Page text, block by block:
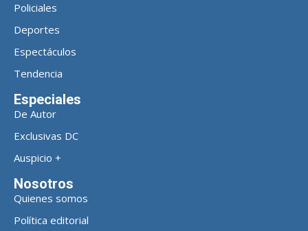
Policiales
Deportes
Espectáculos
Tendencia
Especiales
De Autor
Exclusivas DC
Auspicio +
Nosotros
Quienes somos
Política editorial